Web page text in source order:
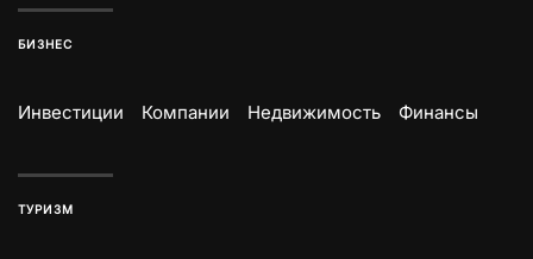
БИЗНЕС
Инвестиции Компании Недвижимость Финансы
ТУРИЗМ